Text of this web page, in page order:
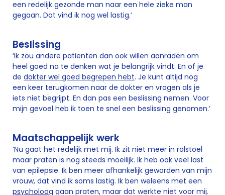
een redelijk gezonde man naar een hele zieke man
gegaan. Dat vind ik nog wel lastig.’
Beslissing
‘Ik zou andere patiënten dan ook willen aanraden om
heel goed na te denken wat je belangrijk vindt. En of je
de dokter wel goed begrepen hebt. Je kunt altijd nog
een keer terugkomen naar de dokter en vragen als je
iets niet begrijpt. En dan pas een beslissing nemen. Voor
mijn gevoel heb ik toen te snel een beslissing genomen.’
Maatschappelijk werk
‘Nu gaat het redelijk met mij. Ik zit niet meer in rolstoel
maar praten is nog steeds moeilijk. Ik heb ook veel last
van epilepsie. Ik ben meer afhankelijk geworden van mijn
vrouw, dat vind ik soms lastig. Ik ben weleens met een
psycholoog gaan praten, maar dat werkte niet voor mij.